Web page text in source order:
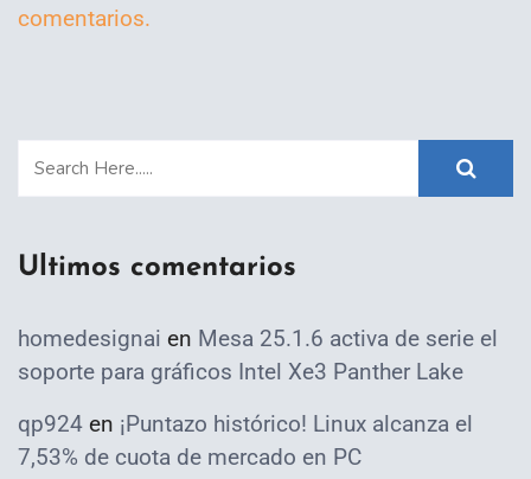
comentarios.
Ultimos comentarios
homedesignai en Mesa 25.1.6 activa de serie el
soporte para gráficos Intel Xe3 Panther Lake
qp924 en ¡Puntazo histórico! Linux alcanza el
7,53% de cuota de mercado en PC